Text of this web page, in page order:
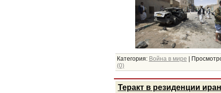
Категория: Война в мире
(0)
Теракт в резиденции